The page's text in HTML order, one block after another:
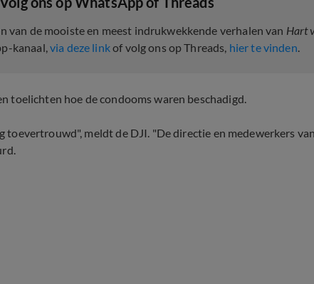
van de mooiste en meest indrukwekkende verhalen van Hart
kanaal,via deze linkof volg ons op Threads, hier te vinden.
toelichten hoe de condooms waren beschadigd.
toevertrouwd", meldt de DJI. "De directie en medewerkers